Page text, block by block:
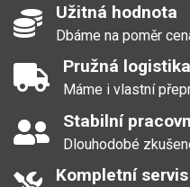
Užitná hodnota
Dbáme na poměr
Pružná logistika
Máme i vlastní
Stabilní
Dlouhodobé
Kompletní servis